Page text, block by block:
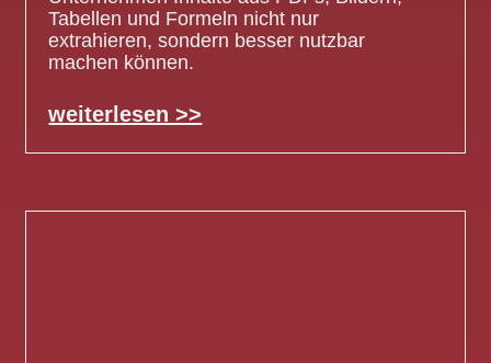
Tabellen und Formeln nicht nur
extrahieren, sondern besser nutzbar
machen können.
weiterlesen >>